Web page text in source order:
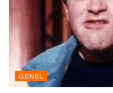
GENEL